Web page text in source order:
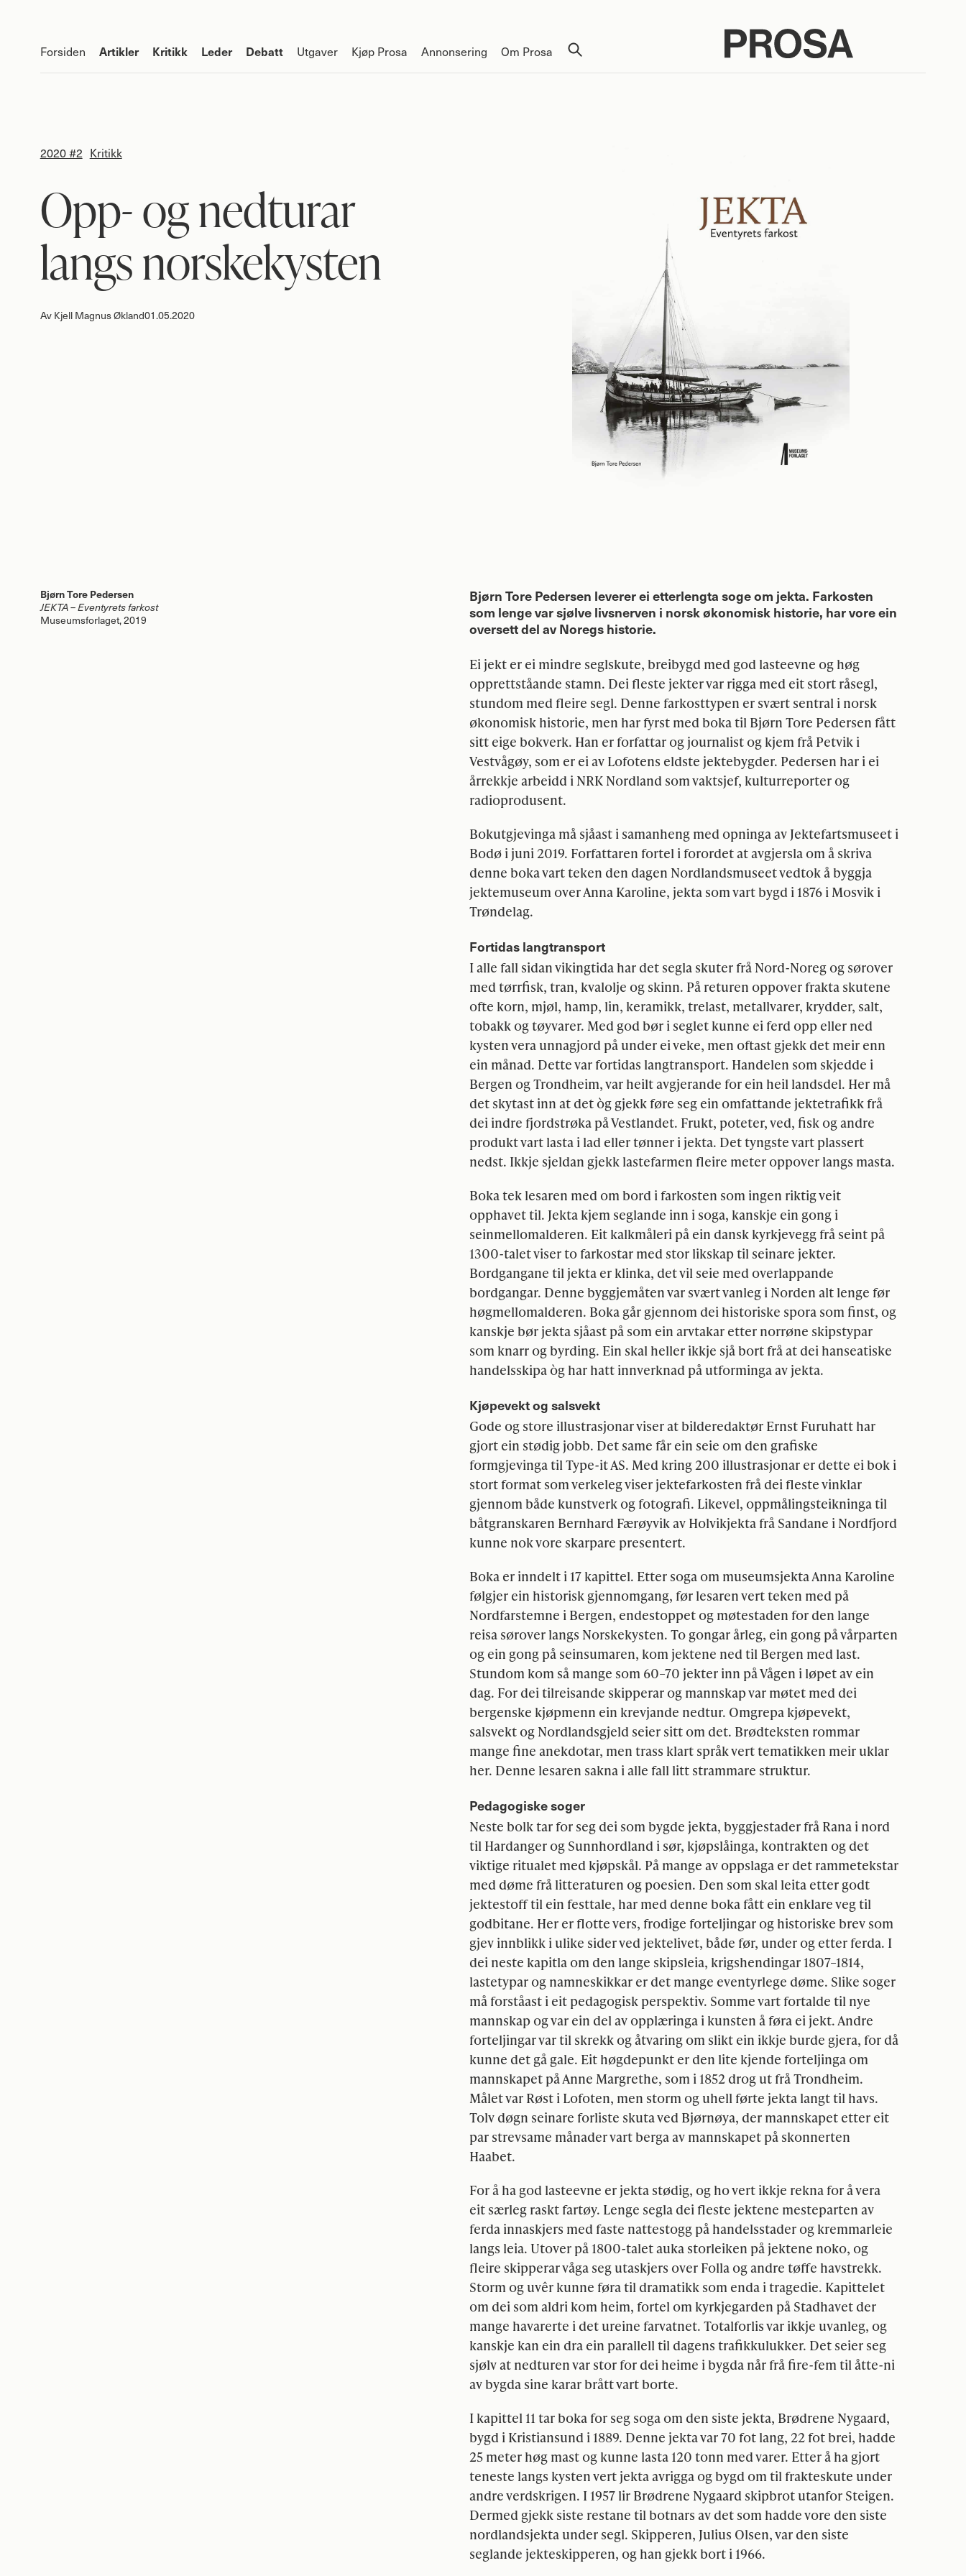
Forsiden Artikler Kritikk Leder Debatt Utgaver Kjøp Prosa Annonsering Om Prosa
2020 #2 Kritikk
Opp- og nedturar
langs norskekysten
Av Kjell Magnus Økland01.05.2020
Bjørn Tore Pedersen
JEKTA– Eventyrets farkost
Museumsforlaget, 2019
Bjørn Tore Pedersen leverer ei etterlengta soge om jekta. Farkosten
som lenge var sjølve livsnerven i norsk økonomisk historie, har vore ein
oversett del av Noregs historie.
Ei jekt er ei mindre seglskute, breibygd med god lasteevne og høg
opprettståande stamn. Dei fleste jekter var rigga med eit stort råsegl,
stundom med fleire segl. Denne farkosttypen er svært sentral i norsk
økonomisk historie, men har fyrst med boka til Bjørn Tore Pedersen fått
sitt eige bokverk. Han er forfattar og journalist og kjem frå Petvik i
Vestvågøy, som er ei av Lofotens eldste jektebygder. Pedersen har i ei
årrekkje arbeidd i NRK Nordland som vaktsjef, kulturreporter og
radioprodusent.
Bokutgjevinga må sjåast i samanheng med opninga av Jektefartsmuseet i
Bodø i juni 2019. Forfattaren fortel i forordet at avgjersla om å skriva
denne boka vart teken den dagen Nordlandsmuseet vedtok å byggja
jektemuseum over Anna Karoline, jekta som vart bygd i 1876 i Mosvik i
Trøndelag.
Fortidas langtransport
I alle fall sidan vikingtida har det segla skuter frå Nord-Noreg og sørover
med tørrfisk, tran, kvalolje og skinn. På returen oppover frakta skutene
ofte korn, mjøl, hamp, lin, keramikk, trelast, metallvarer, krydder, salt,
tobakk og tøyvarer. Med god bør i seglet kunne ei ferd opp eller ned
kysten vera unnagjord på under ei veke, men oftast gjekk det meir enn
ein månad. Dette var fortidas langtransport. Handelen som skjedde i
Bergen og Trondheim, var heilt avgjerande for ein heil landsdel. Her må
det skytast inn at det òg gjekk føre seg ein omfattande jektetrafikk frå
dei indre fjordstrøka på Vestlandet. Frukt, poteter, ved, fisk og andre
produkt vart lasta i lad eller tønner i jekta. Det tyngste vart plassert
nedst. Ikkje sjeldan gjekk lastefarmen fleire meter oppover langs masta.
Boka tek lesaren med om bord i farkosten som ingen riktig veit
opphavet til. Jekta kjem seglande inn i soga, kanskje ein gong i
seinmellomalderen. Eit kalkmåleri på ein dansk kyrkjevegg frå seint på
1300-talet viser to farkostar med stor likskap til seinare jekter.
Bordgangane til jekta er klinka, det vil seie med overlappande
bordgangar. Denne byggjemåten var svært vanleg i Norden alt lenge før
høgmellomalderen. Boka går gjennom dei historiske spora som finst, og
kanskje bør jekta sjåast på som ein arvtakar etter norrøne skipstypar
som knarr og byrding. Ein skal heller ikkje sjå bort frå at dei hanseatiske
handelsskipa òg har hatt innverknad på utforminga av jekta.
Kjøpevekt og salsvekt
Gode og store illustrasjonar viser at bilderedaktør Ernst Furuhatt har
gjort ein stødig jobb. Det same får ein seie om den grafiske
formgjevinga til Type-it AS. Med kring 200 illustrasjonar er dette ei bok i
stort format som verkeleg viser jektefarkosten frå dei fleste vinklar
gjennom både kunstverk og fotografi. Likevel, oppmålingsteikninga til
båtgranskaren Bernhard Færøyvik av Holvikjekta frå Sandane i Nordfjord
kunne nok vore skarpare presentert.
Boka er inndelt i 17 kapittel. Etter soga om museumsjekta Anna Karoline
følgjer ein historisk gjennomgang, før lesaren vert teken med på
Nordfarstemne i Bergen, endestoppet og møtestaden for den lange
reisa sørover langs Norskekysten. To gongar årleg, ein gong på vårparten
og ein gong på seinsumaren, kom jektene ned til Bergen med last.
Stundom kom så mange som 60–70 jekter inn på Vågen i løpet av ein
dag. For dei tilreisande skipperar og mannskap var møtet med dei
bergenske kjøpmenn ein krevjande nedtur. Omgrepa kjøpevekt,
salsvekt og Nordlandsgjeld seier sitt om det. Brødteksten rommar
mange fine anekdotar, men trass klart språk vert tematikken meir uklar
her. Denne lesaren sakna i alle fall litt strammare struktur.
Pedagogiske soger
Neste bolk tar for seg dei som bygde jekta, byggjestader frå Rana i nord
til Hardanger og Sunnhordland i sør, kjøpslåinga, kontrakten og det
viktige ritualet med kjøpskål. På mange av oppslaga er det rammetekstar
med døme frå litteraturen og poesien. Den som skal leita etter godt
jektestoff til ein festtale, har med denne boka fått ein enklare veg til
godbitane. Her er flotte vers, frodige forteljingar og historiske brev som
gjev innblikk i ulike sider ved jektelivet, både før, under og etter ferda. I
dei neste kapitla om den lange skipsleia, krigshendingar 1807–1814,
lastetypar og namneskikkar er det mange eventyrlege døme. Slike soger
må forståast i eit pedagogisk perspektiv. Somme vart fortalde til nye
mannskap og var ein del av opplæringa i kunsten å føra ei jekt. Andre
forteljingar var til skrekk og åtvaring om slikt ein ikkje burde gjera, for då
kunne det gå gale. Eit høgdepunkt er den lite kjende forteljinga om
mannskapet på Anne Margrethe, som i 1852 drog ut frå Trondheim.
Målet var Røst i Lofoten, men storm og uhell førte jekta langt til havs.
Tolv døgn seinare forliste skuta ved Bjørnøya, der mannskapet etter eit
par strevsame månader vart berga av mannskapet på skonnerten
Haabet.
For å ha god lasteevne er jekta stødig, og ho vert ikkje rekna for å vera
eit særleg raskt fartøy. Lenge segla dei fleste jektene mesteparten av
ferda innaskjers med faste nattestogg på handelsstader og kremmarleie
langs leia. Utover på 1800-talet auka storleiken på jektene noko, og
fleire skipperar våga seg utaskjers over Folla og andre tøffe havstrekk.
Storm og uvêr kunne føra til dramatikk som enda i tragedie. Kapittelet
om dei som aldri kom heim, fortel om kyrkjegarden på Stadhavet der
mange havarerte i det ureine farvatnet. Totalforlis var ikkje uvanleg, og
kanskje kan ein dra ein parallell til dagens trafikkulukker. Det seier seg
sjølv at nedturen var stor for dei heime i bygda når frå fire-fem til åtte-ni
av bygda sine karar brått vart borte.
I kapittel 11 tar boka for seg soga om den siste jekta, Brødrene Nygaard,
bygd i Kristiansund i 1889. Denne jekta var 70 fot lang, 22 fot brei, hadde
25 meter høg mast og kunne lasta 120 tonn med varer. Etter å ha gjort
teneste langs kysten vert jekta avrigga og bygd om til frakteskute under
andre verdskrigen. I 1957 lir Brødrene Nygaard skipbrot utanfor Steigen.
Dermed gjekk siste restane til botnars av det som hadde vore den siste
nordlandsjekta under segl. Skipperen, Julius Olsen, var den siste
seglande jekteskipperen, og han gjekk bort i 1966.